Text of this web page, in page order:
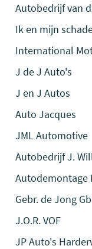
Autobedrijf van
Ik en mijn
International
J de J Auto's
J en J Autos
Auto Jacques
JML Automotive
Autobedrijf J.
Autodemontage
Gebr. de Jong
J.O.R. VOF
JP Auto's